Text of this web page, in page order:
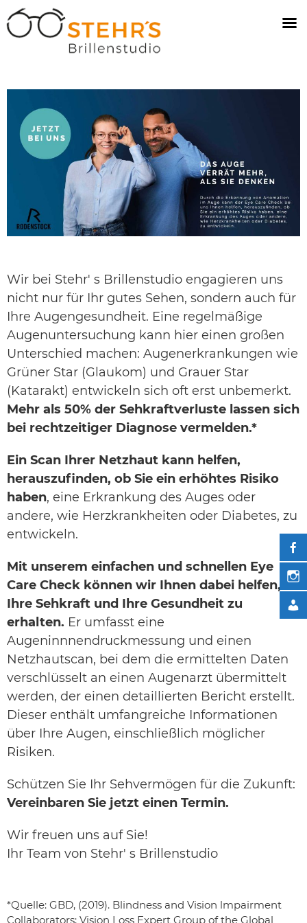
Wir bei Stehr' s Brillenstudio engagieren uns
nicht nur für Ihr gutes Sehen, sondern auch für
Ihre Augengesundheit. Eine regelmäßige
Augenuntersuchung kann hier einen großen
Unterschied machen: Augenerkrankungen wie
Grüner Star (Glaukom) und Grauer Star
(Katarakt) entwickeln sich oft erst unbemerkt.
Mehr als 50% der Sehkraftverluste lassen sich
bei rechtzeitiger Diagnose vermelden.*
Ein Scan Ihrer Netzhaut kann helfen,
herauszufinden, ob Sie ein erhöhtes Risiko
haben, eine Erkrankung des Auges oder
andere, wie Herzkrankheiten oder Diabetes, zu
entwickeln.
Mit unserem einfachen und schnellen Eye
Care Check können wir Ihnen dabei helfen,
Ihre Sehkraft und Ihre Gesund­heit zu
erhalten. Er umfasst eine
Augeninnnendruckmessung und einen
Netzhautscan, bei dem die ermittelten Daten
verschlüsselt an einen Augenarzt übermittelt
werden, der einen detaillierten Bericht erstellt.
Dieser enthält umfang­reiche Informationen
über Ihre Augen, einschließlich möglicher
Risiken.
Schützen Sie Ihr Sehvermögen für die Zukunft:
Vereinbaren Sie jetzt einen Termin.
Wir freuen uns auf Sie!
Ihr Team von Stehr' s Brillenstudio
*Quelle: GBD, (2019). Blindness and Vision lmpairment
Collaborators; Vision Loss Expert Group of the Global